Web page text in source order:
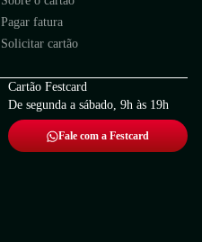
Pagar fatura
Solicitar cartão
Cartão Festcard
De segunda a sábado, 9h às 19h
Fale com a Festcard